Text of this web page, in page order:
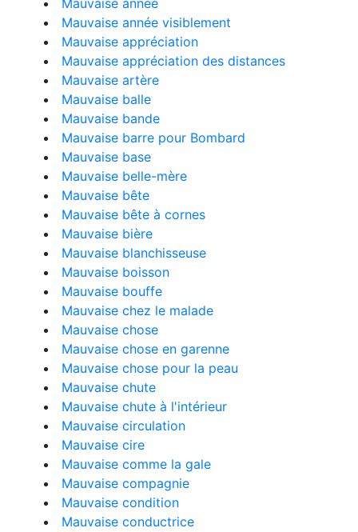
Mauvaise année
Mauvaise année visiblement
Mauvaise appréciation
Mauvaise appréciation des distances
Mauvaise artère
Mauvaise balle
Mauvaise bande
Mauvaise barre pour Bombard
Mauvaise base
Mauvaise belle-mère
Mauvaise bête
Mauvaise bête à cornes
Mauvaise bière
Mauvaise blanchisseuse
Mauvaise boisson
Mauvaise bouffe
Mauvaise chez le malade
Mauvaise chose
Mauvaise chose en garenne
Mauvaise chose pour la peau
Mauvaise chute
Mauvaise chute à l'intérieur
Mauvaise circulation
Mauvaise cire
Mauvaise comme la gale
Mauvaise compagnie
Mauvaise condition
Mauvaise conductrice